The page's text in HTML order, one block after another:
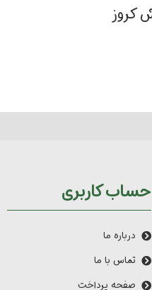
حساب کاربری
درباره ما
تماس با ما
صفحه پرداخت